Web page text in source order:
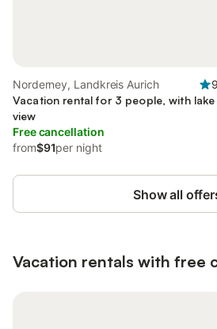
Norderney, Landkreis Aurich
Vacation rental for 3 people, with lake
view
Free cancellation
from$91per night
Show all
Vacation rentals with free